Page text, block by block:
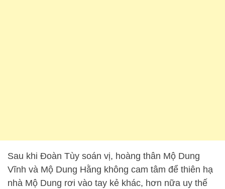
Sau khi Đoàn Tùy soán vị, hoàng thân Mộ Dung
Vĩnh và Mộ Dung Hằng không cam tâm để thiên hạ
nhà Mộ Dung rơi vào tay kẻ khác, hơn nữa uy thế